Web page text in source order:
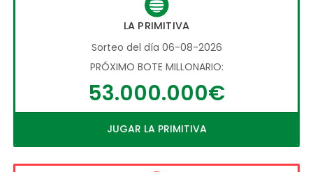
LA PRIMITIVA
Sorteo del día 06-08-2026
PRÓXIMO BOTE MILLONARIO:
53.000.000€
JUGAR LA PRIMITIVA